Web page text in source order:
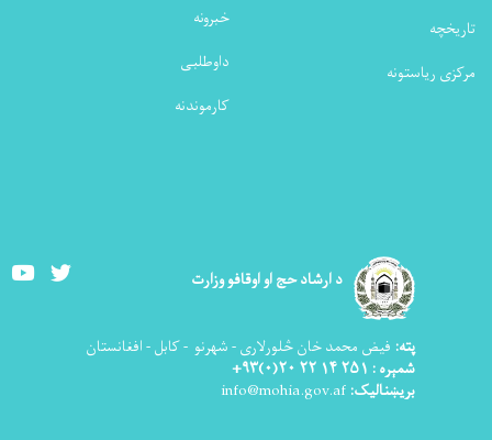
تاریخچه
مرکزی ریاستونه
خبرونه
داوطلبی
کارموندنه
د ارشاد حج او اوقافو وزارت Youtube
پته:فیض محمد خان څلورلاری - شهرنو - کابل - افغانستان
شمېره : ۲۵۱ ۱۴ ۲۲ ۲۰(۰)۹۳+
بریښنالیک:info@mohia.gov.af